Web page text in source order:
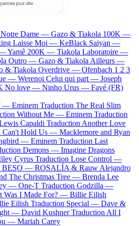
Notre Dame — Gazo & Tiakola 100K —
Laisse Moi — KeBlack Saiyan —
—Yamê 200K — Tiakola Laboratoire —
Outro — Gazo & Tiakola Ailleurs —
& Tiakola Overdrive — Ofenbach 1 2 3
— Werenoi Celui qui part — Joseph
No love — Ninho Urus — Favé (FR)
— Eminem Traduction The Real Slim
Without Me — Eminem Traduction
Capaldi Traduction Another Love
Can't Hold Us — Macklemore and Ryan
— Eminem Traduction Last
Demons — Imagine Dragons
Cyrus Traduction Lose Control —
BESO — ROSALÍA & Rauw Alejandro
The Christmas Tree — Brenda Lee
— One-T Traduction Godzilla —
Was I Made For? — Billie Eilish
Eilish Traduction Special — Dave &
— David Kushner Traduction All I
— Mariah Carey